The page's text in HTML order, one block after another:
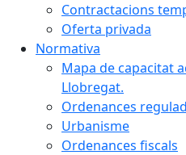
Contractacions
Oferta privada
Normativa
Mapa de capacitat
Llobregat.
Ordenances
Urbanisme
Ordenances fiscals